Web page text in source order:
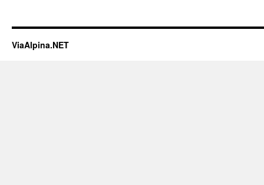
ViaAlpina.NET